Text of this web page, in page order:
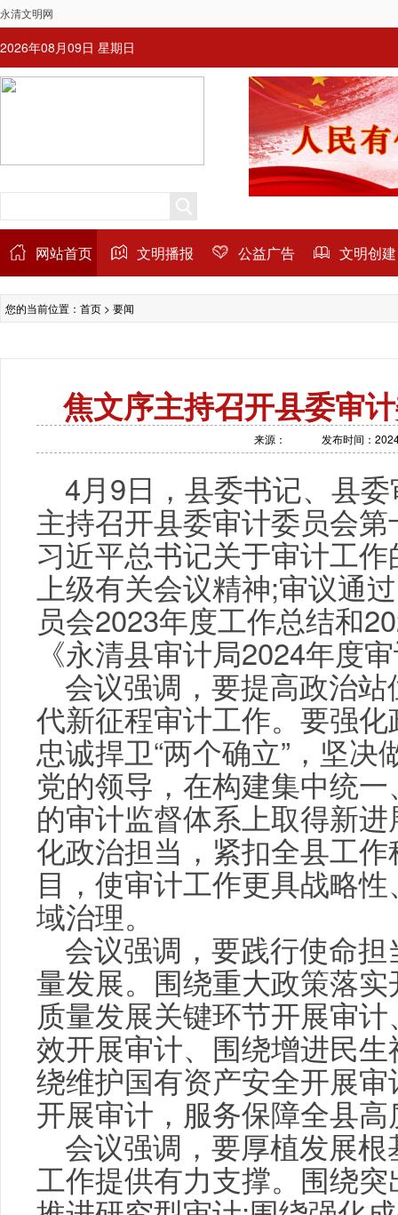
永清文明网
2026年08月09日 星期日
网站首页 文明播报 公益广告 文明创建
您的当前位置： 首页 > 要闻
焦文序主持召开县委审
来源： 发布时间：
4月9日，县委书记、县
主持召开县委审计委员会
习近平总书记关于审计工
上级有关会议精神;审议通
员会2023年度工作总结和
《永清县审计局2024年度
会议强调，要提高政治
代新征程审计工作。要强
忠诚捍卫“两个确立”，坚决
党的领导，在构建集中统
的审计监督体系上取得新
化政治担当，紧扣全县工
目，使审计工作更具战略
域治理。
会议强调，要践行使命
量发展。围绕重大政策落
质量发展关键环节开展审
效开展审计、围绕增进民
绕维护国有资产安全开展
开展审计，服务保障全县
会议强调，要厚植发展
工作提供有力支撑。围绕